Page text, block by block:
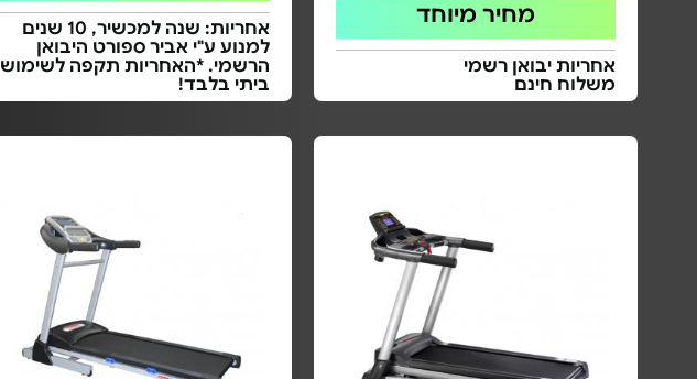
מחיר מיוחד
אחריות יבואן רשמי
משלוח חינם
אחריות: שנה למכשיר, 10 שנים
למנוע ע"י אביר ספורט היבואן
הרשמי. *האחריות תקפה לשימוש
ביתי בלבד!